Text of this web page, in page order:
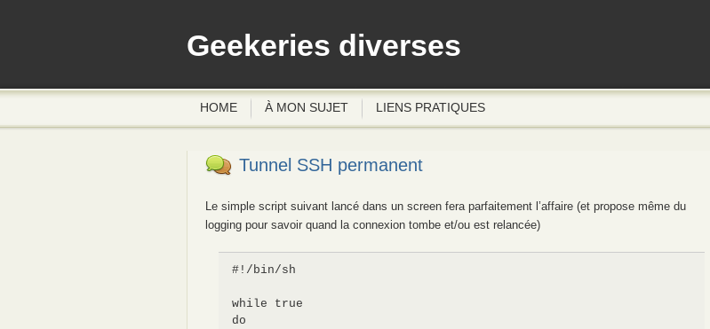
Geekeries diverses
HOME À MON SUJET LIENS PRATIQUES
Tunnel SSH permanent
Le simple script suivant lancé dans un screen fera parfaitement l’affaire (et propose même du
logging pour savoir quand la connexion tombe et/ou est relancée)
#!/bin/sh
while true
do